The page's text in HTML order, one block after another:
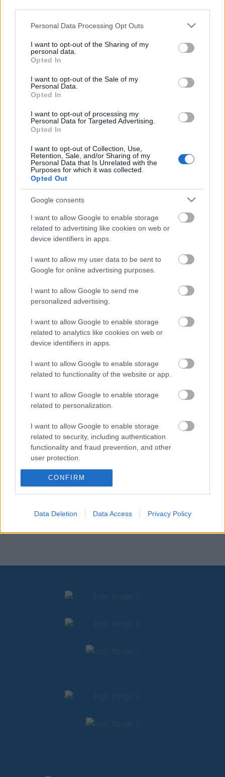
Please note that this website/app uses one or more Google
not limited to your visit or usage behaviour. You may click to
grant or deny consent to Google and its third-party tags to
use your data for below specified purposes in below Google
consent section.
Personal Data Processing Opt Outs
I want to opt-out of the Sharing of my
personal data.
Opted In
I want to opt-out of the Sale of my
Personal Data.
Opted In
I want to opt-out of processing my
Personal Data for Targeted Advertising.
Opted In
I want to opt-out of Collection, Use,
Retention, Sale, and/or Sharing of my
Personal Data that Is Unrelated with the
Purposes for which it was collected.
Opted Out
Google consents
I want to allow Google to enable storage
related to advertising like cookies on web or
device identifiers in apps.
I want to allow my user data to be sent to
Google for online advertising purposes.
I want to allow Google to send me
personalized advertising.
I want to allow Google to enable storage
related to analytics like cookies on web or
device identifiers in apps.
I want to allow Google to enable storage
related to functionality of the website or app.
I want to allow Google to enable storage
related to personalization.
I want to allow Google to enable storage
related to security, including authentication
functionality and fraud prevention, and other
user protection.
CONFIRM
Data Deletion Data Access Privacy Policy
Με στόχο την επανενεργοποίηση της
Προσκοπικής παρουσίας στη Θήβα,
πραγματοποιήθηκε πρόσφατα συνάντηση στο
Δημαρχείο της πόλης, σε θετικό και δημιουργικό
κλίμα.
Συμμετείχαν ο Δήμαρχος Θηβαίων κ. Γεώργιος
Αναστασίου, ο Αντιδήμαρχος Πολιτικής
Προστασίας κ. Ευάγγελος Ανδριανός, καθώς και
η Έφορος Ανάπτυξης της Περιφερειακής
Εφορείας Στερεάς Ελλάδας & Εύβοιας, κ. Ελένη
Λιάσκου.
Παρουσιάστηκε το όραμα για τη δημιουργία ενός
ήδη ενεργό ενδιαφέρον από περίπου 15
οικογένειες και παλαιούς Προσκόπους. Ο Δήμος
εξέφρασε τη στήριξή του, εξετάζοντας τη
δυνατότητα παραχώρησης χώρου και ενίσχυσης
των πρώτων δράσεων.
Πρώτα βήματα
Συμφωνήθηκε η υλοποίηση δύο ανοιχτών
Παιχνίδι Θησαυρού, το Σάββατο 18 Μαΐου στο
κέντρο της πόλης
Συμμετοχή στο “Παιδικό Φεστιβάλ” του Δήμου,
Ο Δήμος προσφέρει επιπλέον επικοινωνιακή
στήριξη, ενισχύοντας τη δημόσια προβολή της
προσπάθειας.
Η τοπική κοινωνία και οι θεσμοί αγκαλιάζουν τη
έναν σύγχρονο, δραστήριο Προσκοπισμό στην